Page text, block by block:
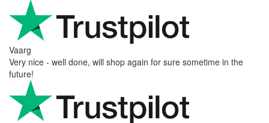
Vaarg
Very nice - well done, will shop again for sure sometime in the
future!